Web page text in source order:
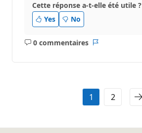
Cette réponse a-t-elle été utile ?
Yes
No
0 commentaires
Aucun
1 2